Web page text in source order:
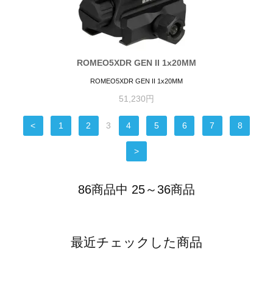
ROMEO5XDR GEN II 1x20MM
ROMEO5XDR GEN II 1x20MM
51,230円
< 1 2 3 4 5 6 7 8
>
86商品中 25～36商品
最近チェックした商品